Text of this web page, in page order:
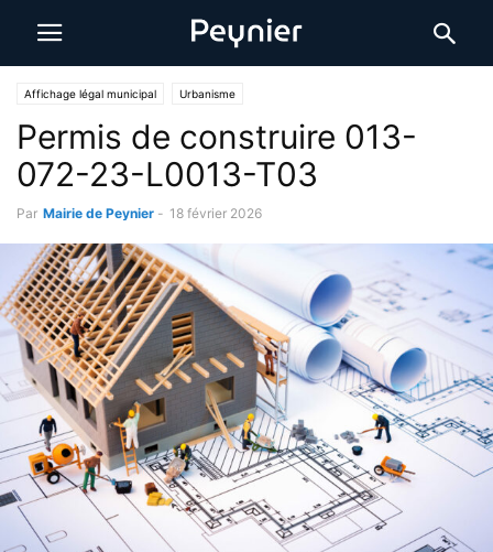
Affichage légal municipal Urbanisme
Permis de construire 013-
072-23-L0013-T03
Par Mairie de Peynier - 18 février 2026